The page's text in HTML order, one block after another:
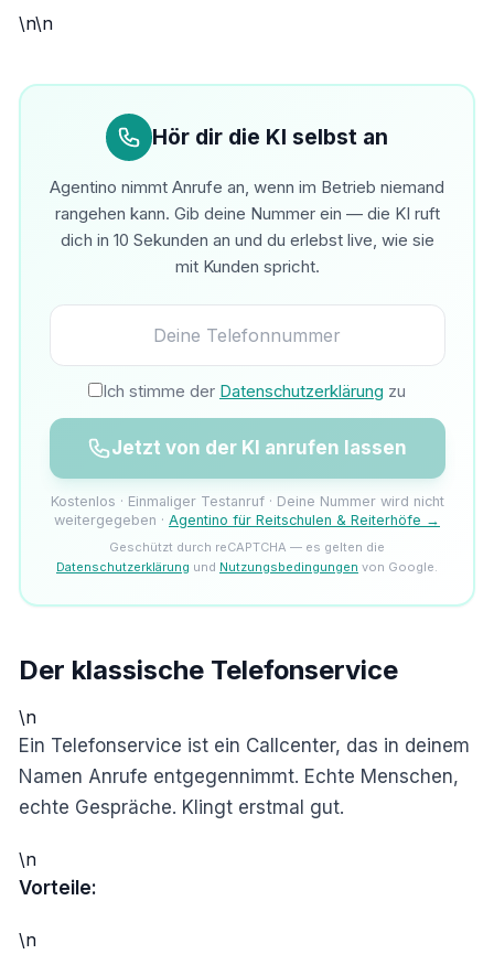
\n\n
Hör dir die KI selbst an
Agentino nimmt Anrufe an, wenn im Betrieb niemand
rangehen kann. Gib deine Nummer ein — die KI ruft
dich in 10 Sekunden an und du erlebst live, wie sie
mit Kunden spricht.
Ich stimme der Datenschutzerklärung zu
Jetzt von der KI anrufen lassen
Kostenlos · Einmaliger Testanruf · Deine Nummer wird nicht
weitergegeben · Agentino für Reitschulen & Reiterhöfe →
Geschützt durch reCAPTCHA — es gelten die
Datenschutzerklärung und Nutzungsbedingungen von Google.
Der klassische Telefonservice
\n
Ein Telefonservice ist ein Callcenter, das in deinem
Namen Anrufe entgegennimmt. Echte Menschen,
echte Gespräche. Klingt erstmal gut.
\n
Vorteile:
\n